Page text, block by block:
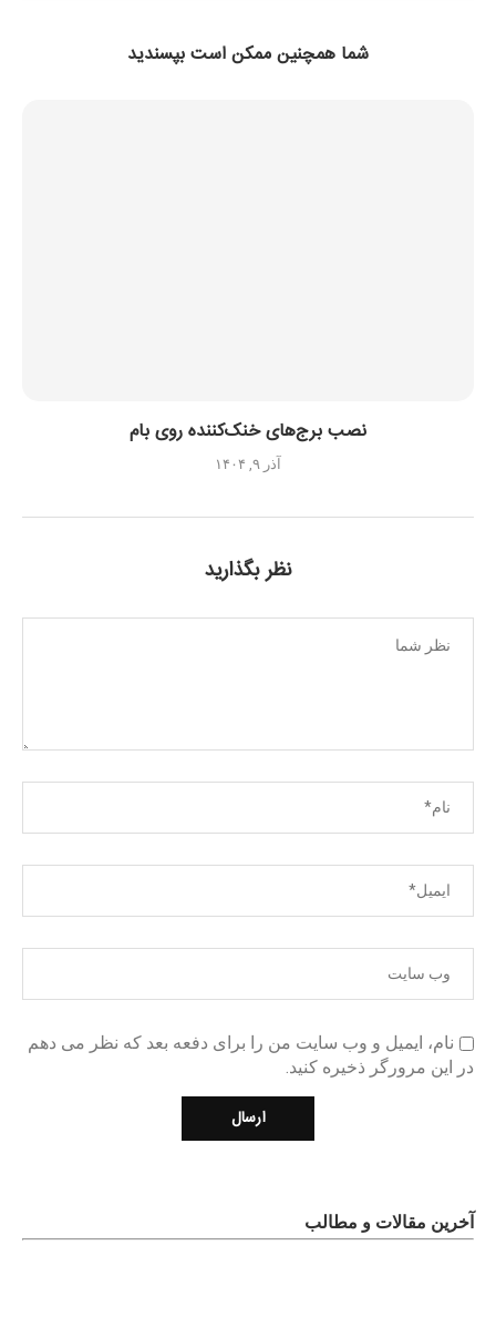
شما همچنین ممکن است بپسندید
نصب برج‌های خنک‌کننده روی بام
آذر ۹, ۱۴۰۴
نظر بگذارید
نام، ایمیل و وب سایت من را برای دفعه بعد که نظر می دهم
در این مرورگر ذخیره کنید.
آخرین مقالات و مطالب